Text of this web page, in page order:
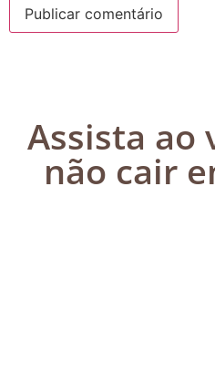
Assista ao
não cair